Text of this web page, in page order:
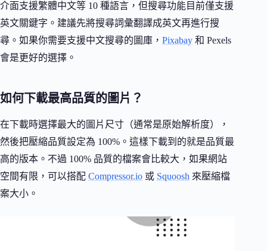
介面支援繁體中文等 10 種語言，但搜尋功能目前僅支援
英文關鍵字。建議先將搜尋詞彙翻譯成英文再進行搜
尋。如果你需要支援中文搜尋的圖庫， Pixabay 和 Pexels
會是更好的選擇。
如何下載最高品質的圖片？
在下載時選擇最大的圖片尺寸（通常是原始解析度），
然後把壓縮品質設定為 100%。這樣下載到的就是品質最
高的版本。不過 100% 品質的檔案會比較大，如果網站
空間有限，可以搭配 Compressor.io 或 Squoosh 來壓縮檔
案大小。